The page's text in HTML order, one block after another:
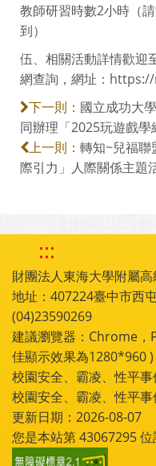
教師研習時數2小時（
到）
伍、相關活動詳情歡迎
網查詢，網址：https://
下一則： 國立成功大
同辦理「2025玩遊戲學
上一則： 轉知~兒福聯
際引力」人際關係主題
:::
財團法人東海大學附屬
地址：407224臺中市西
(04)23590269
建議瀏覽器：Chrome，
佳顯示效果為1280*960 )
校園安全、霸凌、性平
校園安全、霸凌、性平
更新日期：2026-08-07
您是本站第43067295位